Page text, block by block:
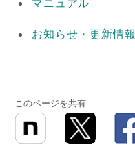
マニュアル
お知らせ・更新情報
このページを共有